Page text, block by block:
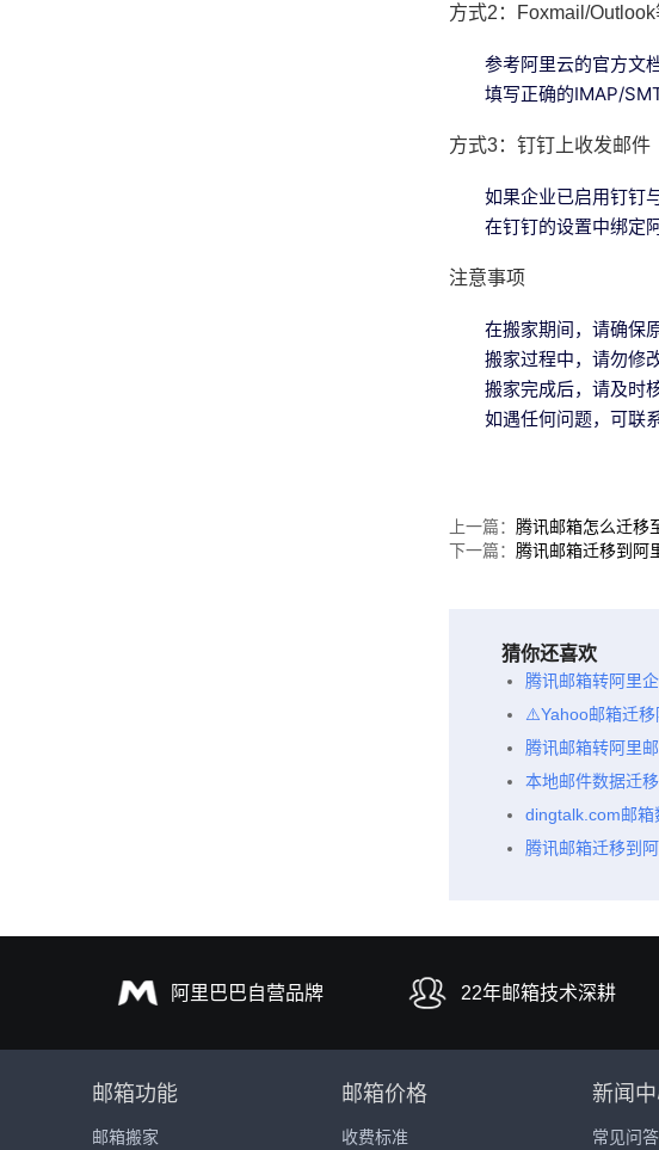
方式2：Foxmail/
参考阿里云的官方文
填写正确的IMAP/
方式3：钉钉上收发邮件
如果企业已启用钉钉
在钉钉的设置中绑定
注意事项
在搬家期间，请确保
搬家过程中，请勿修
搬家完成后，请及时
如遇任何问题，可联
上一篇： 腾讯邮箱怎么迁移
下一篇： 腾讯邮箱迁移到阿
猜你还喜欢
腾讯邮箱转阿里
⚠️Yahoo邮箱迁移
腾讯邮箱转阿里
本地邮件数据迁
dingtalk.com邮箱
腾讯邮箱迁移到
阿里巴巴自营品牌 22年邮箱技术深耕
邮箱功能
邮箱搬家
邮箱价格
收费标准
新闻
常见问答